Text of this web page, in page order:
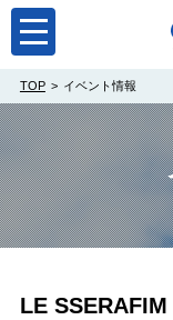
toggle
navigation
TOP イベント情報
LE